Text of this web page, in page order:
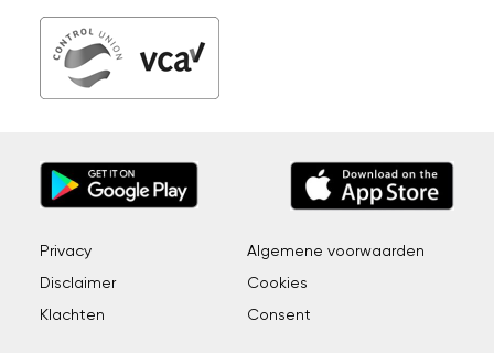
Privacy Algemene voorwaarden
Disclaimer Cookies
Klachten Consent